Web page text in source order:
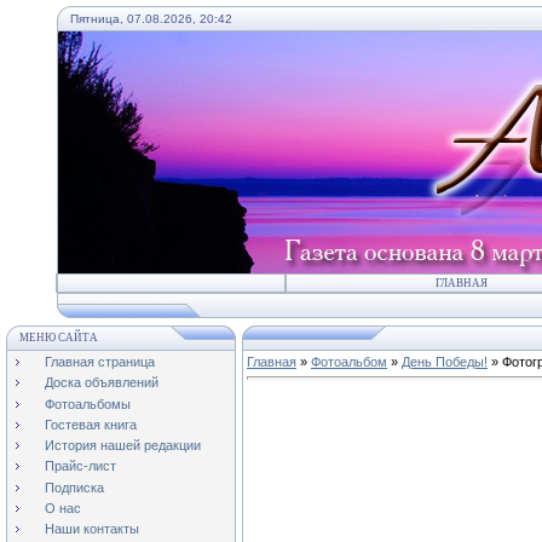
Пятница, 07.08.2026, 20:42
ГЛАВНАЯ
МЕНЮ САЙТА
Главная страница
Доска объявлений
Фотоальбомы
Гостевая книга
История нашей редакции
Прайс-лист
Подписка
О нас
Наши контакты
Главная » Фотоальбом » День Победы! »